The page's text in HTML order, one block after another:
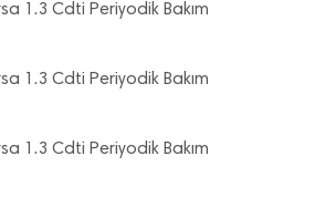
1.3 Cdti Periyodik Bakım
1.3 Cdti Periyodik Bakım
1.3 Cdti Periyodik Bakım